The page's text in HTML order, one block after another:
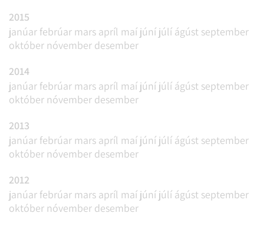
2015
janúar febrúar mars apríl maí júní júlí ágúst september
október nóvember desember
2014
janúar febrúar mars apríl maí júní júlí ágúst september
október nóvember desember
2013
janúar febrúar mars apríl maí júní júlí ágúst september
október nóvember desember
2012
janúar febrúar mars apríl maí júní júlí ágúst september
október nóvember desember